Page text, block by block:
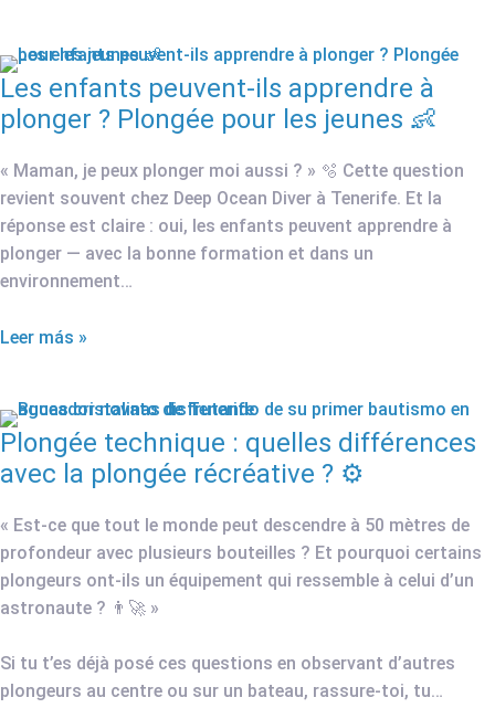
Les enfants peuvent-ils apprendre à
plonger ? Plongée pour les jeunes 👶
« Maman, je peux plonger moi aussi ? » 🫧 Cette question
revient souvent chez Deep Ocean Diver à Tenerife. Et la
réponse est claire : oui, les enfants peuvent apprendre à
plonger — avec la bonne formation et dans un
environnement…
Leer más »
Plongée technique : quelles différences
avec la plongée récréative ? ⚙️
« Est-ce que tout le monde peut descendre à 50 mètres de
profondeur avec plusieurs bouteilles ? Et pourquoi certains
plongeurs ont-ils un équipement qui ressemble à celui d’un
astronaute ? 👨‍🚀 »
Si tu t’es déjà posé ces questions en observant d’autres
plongeurs au centre ou sur un bateau, rassure-toi, tu…